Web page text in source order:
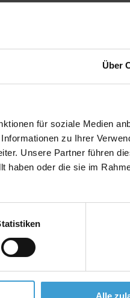
Über
für soziale Medien
zu Ihrer
Unsere Partner führen
haben oder die sie im
Alle